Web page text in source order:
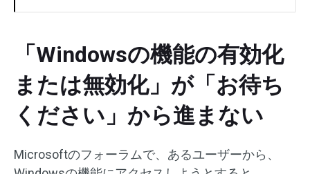
「Windowsの機能の有効化
または無効化」が「お待ち
ください」から進まない
Microsoftのフォーラムで、あるユーザーから、